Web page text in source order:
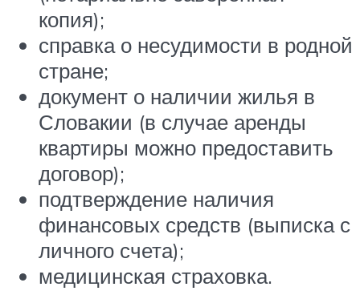
копия);
справка о несудимости в родной
стране;
документ о наличии жилья в
Словакии (в случае аренды
квартиры можно предоставить
договор);
подтверждение наличия
финансовых средств (выписка с
личного счета);
медицинская страховка.